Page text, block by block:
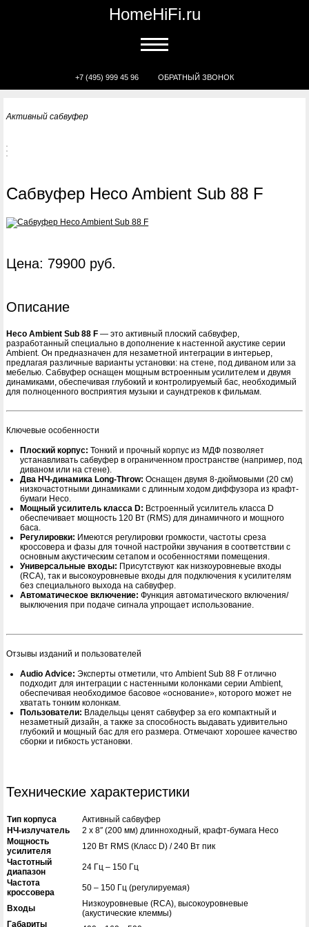
HomeHiFi.ru
+7 (495) 999 45 96 ОБРАТНЫЙ ЗВОНОК
Активный сабвуфер
Сабвуфер Heco Ambient Sub 88 F
Цена: 79900 руб.
Описание
Heco Ambient Sub 88 F — это активный плоский сабвуфер,
разработанный специально в дополнение к настенной акустике серии
Ambient. Он предназначен для незаметной интеграции в интерьер,
предлагая различные варианты установки: на стене, под диваном или за
мебелью. Сабвуфер оснащен мощным встроенным усилителем и двумя
динамиками, обеспечивая глубокий и контролируемый бас, необходимый
для полноценного восприятия музыки и саундтреков к фильмам.
Ключевые особенности
Плоский корпус: Тонкий и прочный корпус из МДФ позволяет
устанавливать сабвуфер в ограниченном пространстве (например, под
диваном или на стене).
Два НЧ-динамика Long-Throw: Оснащен двумя 8-дюймовыми (20 см)
низкочастотными динамиками с длинным ходом диффузора из крафт-
бумаги Heco.
Мощный усилитель класса D: Встроенный усилитель класса D
обеспечивает мощность 120 Вт (RMS) для динамичного и мощного
баса.
Регулировки: Имеются регулировки громкости, частоты среза
кроссовера и фазы для точной настройки звучания в соответствии с
основным акустическим сетапом и особенностями помещения.
Универсальные входы: Присутствуют как низкоуровневые входы
(RCA), так и высокоуровневые входы для подключения к усилителям
без специального выхода на сабвуфер.
Автоматическое включение: Функция автоматического включения/
выключения при подаче сигнала упрощает использование.
Отзывы изданий и пользователей
Audio Advice: Эксперты отметили, что Ambient Sub 88 F отлично
подходит для интеграции с настенными колонками серии Ambient,
обеспечивая необходимое басовое «основание», которого может не
хватать тонким колонкам.
Пользователи: Владельцы ценят сабвуфер за его компактный и
незаметный дизайн, а также за способность выдавать удивительно
глубокий и мощный бас для его размера. Отмечают хорошее качество
сборки и гибкость установки.
Технические характеристики
Тип корпуса
Активный сабвуфер
НЧ-излучатель
2 x 8″ (200 мм) длинноходный, крафт-бумага Heco
Мощность
усилителя
120 Вт RMS (Класс D) / 240 Вт пик
Частотный
диапазон
24 Гц – 150 Гц
Частота
кроссовера
50 – 150 Гц (регулируемая)
Входы
Низкоуровневые (RCA), высокоуровневые
(акустические клеммы)
Габариты